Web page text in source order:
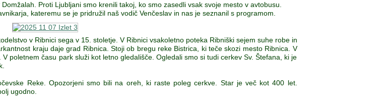
Proti Ljubljani smo krenili takoj, ko smo zasedli vsak svoje mesto v avtobusu.
kateremu se je pridružil naš vodič Venčeslav in nas je seznanil s programom.
v Ribnici sega v 15. stoletje. V Ribnici vsakoletno poteka Ribniški sejem suhe robe in
kraju daje grad Ribnica. Stoji ob bregu reke Bistrica, ki teče skozi mesto Ribnica. V
poletnem času park služi kot letno gledališče. Ogledali smo si tudi cerkev Sv. Štefana, ki je
Reke. Opozorjeni smo bili na oreh, ki raste poleg cerkve. Star je več kot 400 let.
ugodno.